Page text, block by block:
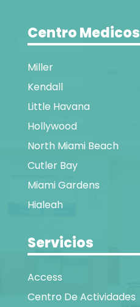
Centro Medicos
Miller
Kendall
Little Havana
Hollywood
North Miami Beach
Cutler Bay
Miami Gardens
Hialeah
Servicios
Access
Centro De Actividades